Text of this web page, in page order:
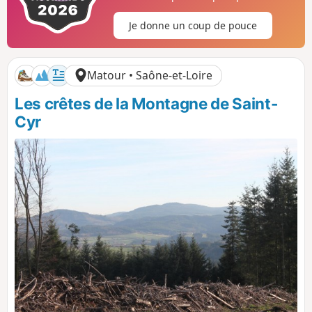
f
a
f
Je donne un coup de pouce
Matour • Saône-et-Loire
Les crêtes de la Montagne de Saint-
Cyr